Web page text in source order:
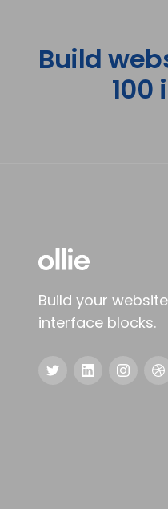
Build
100
Build your
interface blocks.